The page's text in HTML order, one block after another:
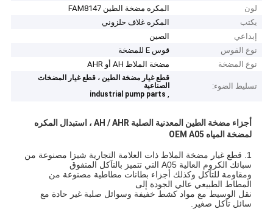
لون
المكره مضخة الطين FAM8147
يكتب
المكره غلاف حلزوني
إبداعي
الصين
نوع القوس
قوس E للمضخة
نوع المضخة
مضخة الملاط AH أو AHR
تسليط الضوء:
قطع غيار مضخة الطين ، قطع غيار المضخات
الصناعية
,
industrial pump parts
أجزاء مضخة الطين المعدنية الصلبة AH / AHR ، استبدال المكره
لمضخة المياه OEM A05
1. قطع غيار مضخة الملاط ذات العلامة التجارية شيزا مصنوعة من
سبائك الكروم العالية A05 التي تتميز بالتآكل المتفوق
ومقاومة للتآكل وكذلك أجزاء بطانات مطاطية مصنوعة من
المطاط الطبيعي عالي الجودة إلى
نقل الوسيط مع مواد كشط خفيفة وسوائل صلبة غير حادة مع
سائل تآكل صغير.